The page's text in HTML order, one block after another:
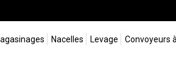
Nacelles Levage Convoyeurs